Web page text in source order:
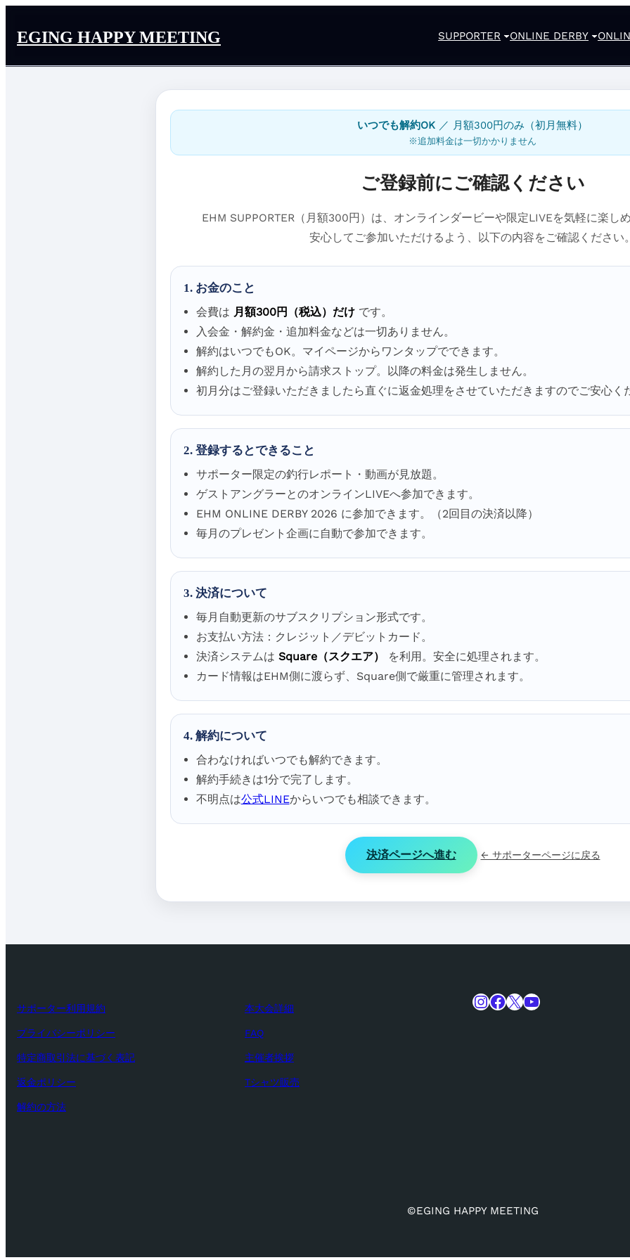
EGING HAPPY MEETING SUPPORTER ONLINE DERBY
いつでも解約OK ／ 月額300円のみ（初月無料）
※追加料金は一切かかりません
ご登録前にご確認ください
EHM SUPPORTER（月額300円）は、オンラインダービーや限定LIVEを気軽に楽し
安心してご参加いただけるよう、以下の内容をご確認ください
1. お金のこと
会費は 月額300円（税込）だけです。
入会金・解約金・追加料金などは一切ありません。
解約はいつでもOK。マイページからワンタップでできます。
解約した月の翌月から請求ストップ。以降の料金は発生しません。
初月分はご登録いただきましたら直ぐに返金処理をさせていただきますのでご安心く
2. 登録するとできること
サポーター限定の釣行レポート・動画が見放題。
ゲストアングラーとのオンラインLIVEへ参加できます。
EHM ONLINE DERBY 2026 に参加できます。（2回目の決済以降）
毎月のプレゼント企画に自動で参加できます。
3. 決済について
毎月自動更新のサブスクリプション形式です。
お支払い方法：クレジット／デビットカード。
決済システムは Square（スクエア）
を利用。安全に処理されます。
カード情報はEHM側に渡らず、Square側で厳重に管理されます。
4. 解約について
合わなければいつでも解約できます。
解約手続きは1分で完了します。
不明点は公式LINEからいつでも相談できます。
決済ページへ進む ← サポーターページに戻る
サポーター利用規約
プライバシーポリシー
特定商取引法に基づく表記
返金ポリシー
解約の方法
本大会詳細
FAQ
主催者挨拶
Tシャツ販売
InstagramFacebook X YouTube
©EGING HAPPY MEETING